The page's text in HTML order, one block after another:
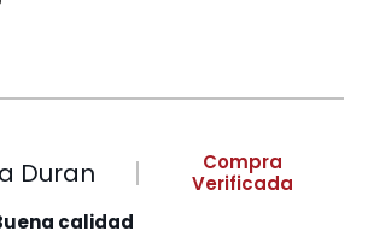
Duran
Compra
Verificada
calidad